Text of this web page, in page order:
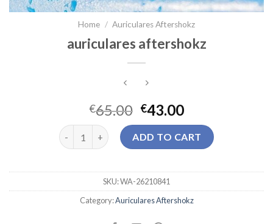
Home / Auriculares Aftershokz
auriculares aftershokz
€65.00 €43.00
auriculares aftershokz quantity
ADD TO CART
SKU:WA-26210841
Category:Auriculares Aftershokz